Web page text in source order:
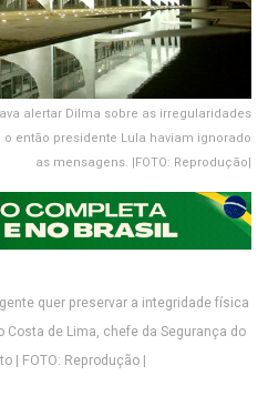
alertar Dilma sobre as irregularidades
então presidente Lula haviam ignorado
as mensagens. |FOTO: Reprodução|
quer preservar a integridade física
Costa de Lima, chefe da Segurança do
| FOTO: Reprodução |